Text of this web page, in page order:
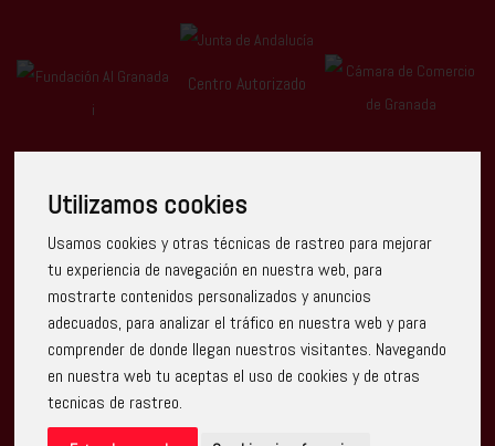
Utilizamos cookies
Usamos cookies y otras técnicas de rastreo para mejorar
tu experiencia de navegación en nuestra web, para
mostrarte contenidos personalizados y anuncios
adecuados, para analizar el tráfico en nuestra web y para
comprender de donde llegan nuestros visitantes. Navegando
en nuestra web tu aceptas el uso de cookies y de otras
tecnicas de rastreo.
Centro Autorizado
Escuela Arte Granada ha recibido una ayuda de la Unión
Europea con cargo al Programa Operativo FEDER de Andalucía
2014-2020, financiada como parte de la respuesta de la Unión
a la pandemia de COVID-19 (REACT-UE), para compensar el
sobrecoste energético de gas natural y/o electricidad a pymes
y autónomos especialmente afectados por el incremento de
los precios del gas natural y la electricidad provocados por el
impacto de la guerra de agresión de Rusia contra Ucrania.